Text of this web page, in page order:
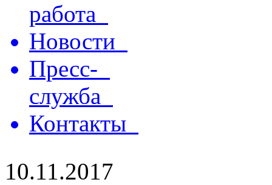
работа
Новости
Пресс-
служба
Контакты
10.11.2017